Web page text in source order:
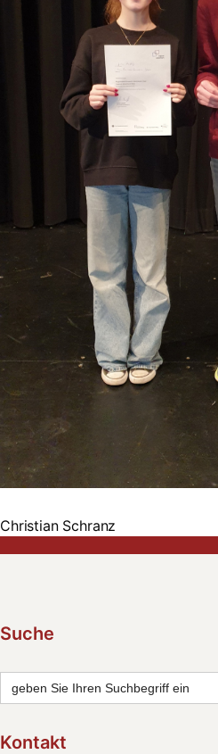
Christian Schranz
Suche
Search
for:
Kontakt